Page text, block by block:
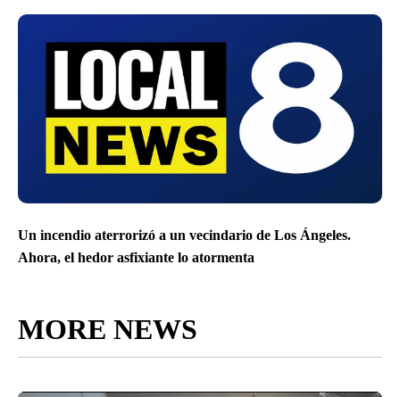
Un incendio aterrorizó a un vecindario de Los Ángeles.
Ahora, el hedor asfixiante lo atormenta
MORE NEWS